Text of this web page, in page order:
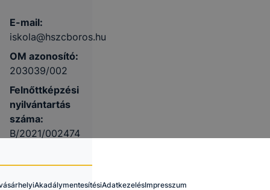
E-mail:
iskola@hszcboros.hu
OM azonosító:
203039/002
Felnőttképzési
nyilvántartás
száma:
B/2021/002474
AkadálymentesítésiAdatkezelésImpresszum